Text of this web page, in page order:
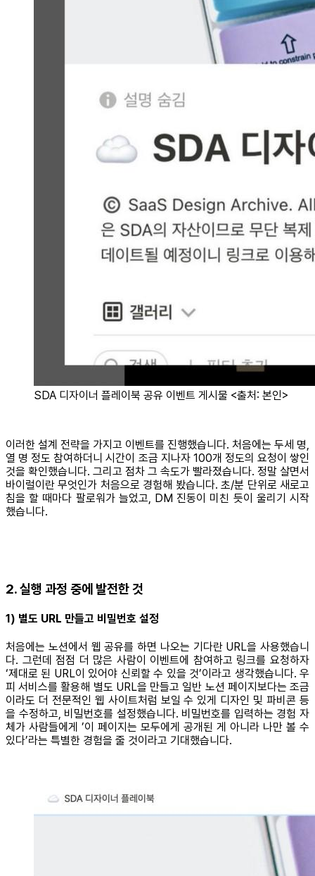
SDA 디자이너 플레이북 공유 이벤트 게시물 <출처: 본인>
이러한 설계 전략을 가지고 이벤트를 진행했습니다. 처음에는 두세 명,
열 명 정도 참여하더니 시간이 조금 지나자 100개 정도의 요청이 쌓인
것을 확인했습니다. 그리고 점차 그 속도가 빨라졌습니다. 정말 살면서
바이럴이란 무엇인가 처음으로 경험해 봤습니다. 초/분 단위로 새로고
침을 할 때마다 팔로워가 늘었고, DM 진동이 미친 듯이 울리기 시작
했습니다.
2. 실행 과정 중에 발전한 것
1) 별도 URL 만들고 비밀번호 설정
처음에는 노션에서 웹 공유를 하면 나오는 기다란 URL을 사용했습니
다. 그런데 점점 더 많은 사람이 이벤트에 참여하고 링크를 요청하자
‘제대로 된 URL이 있어야 신뢰할 수 있을 것’이라고 생각했습니다. 우
피 서비스를 활용해 별도 URL을 만들고 일반 노션 페이지보다는 조금
이라도 더 전문적인 웹 사이트처럼 보일 수 있게 디자인 및 파비콘 등
을 수정하고, 비밀번호를 설정했습니다. 비밀번호를 입력하는 경험 자
체가 사람들에게 ’이 페이지는 모두에게 공개된 게 아니라 나만 볼 수
있다’라는 특별한 경험을 줄 것이라고 기대했습니다.